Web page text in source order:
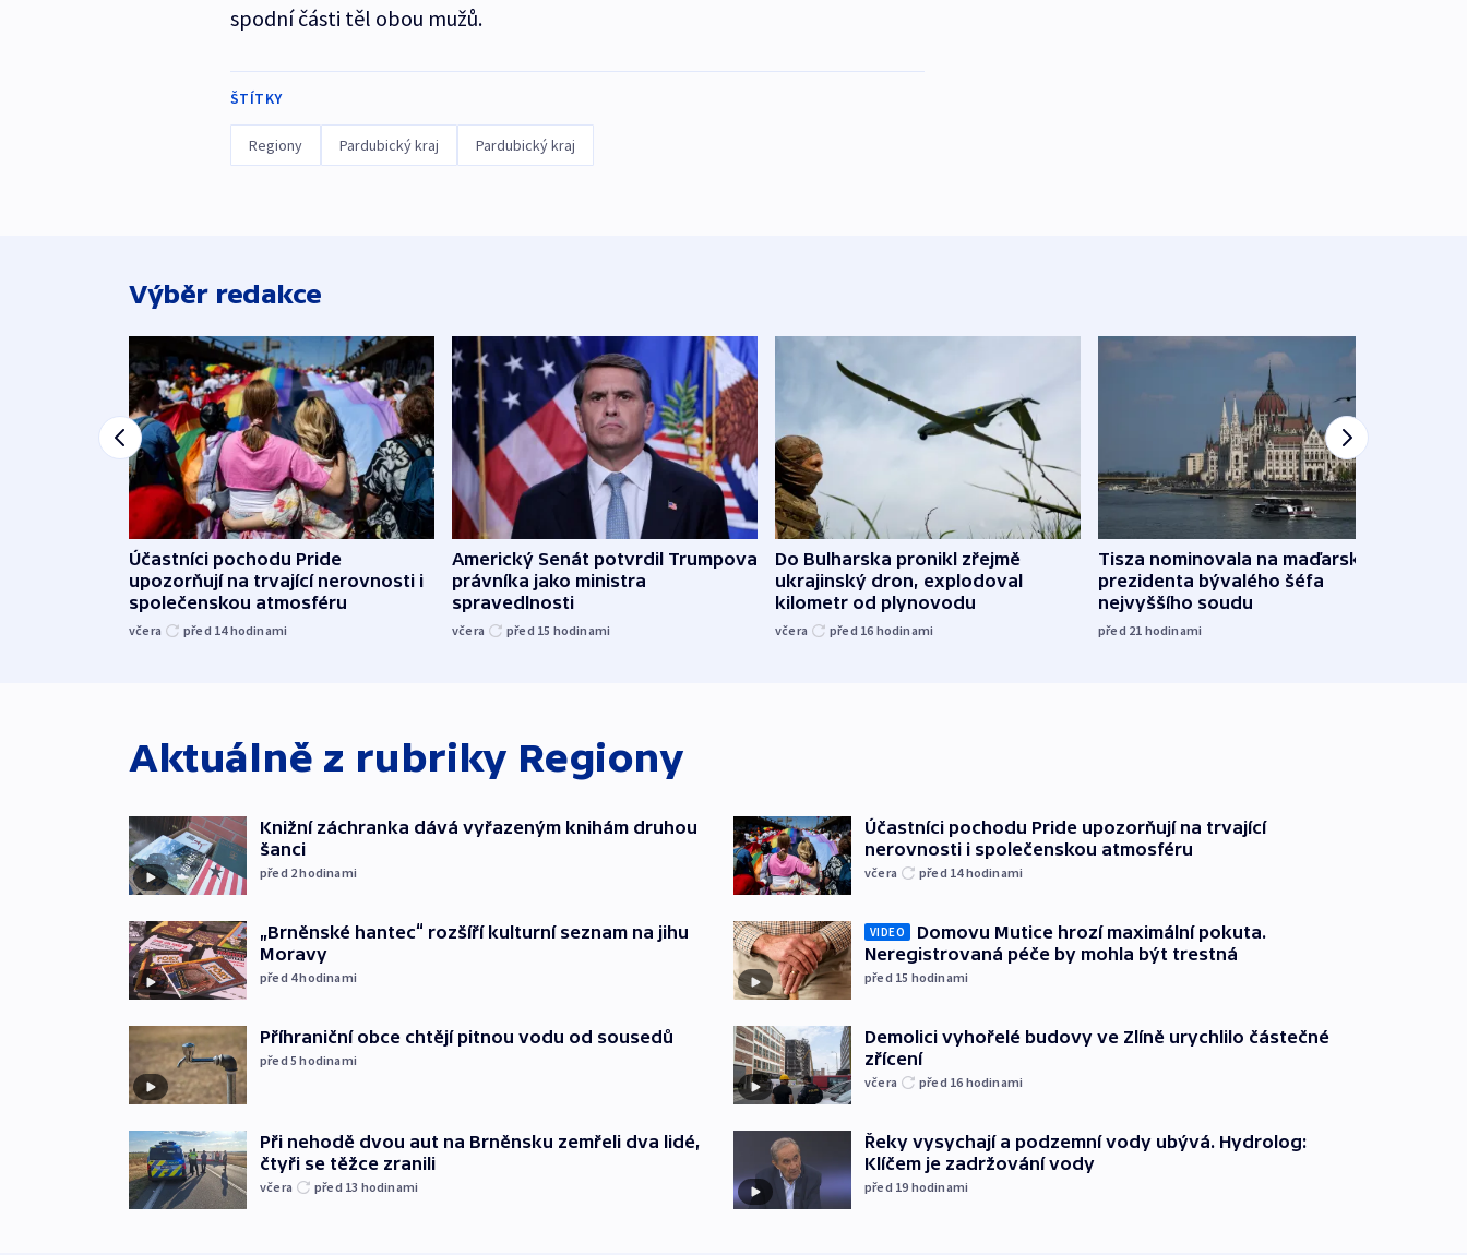
spodní části těl obou mužů.
ŠTÍTKY
Regiony Pardubický kraj Pardubický kraj
Výběr redakce
Účastníci pochodu Pride
upozorňují na trvající nerovnosti i
společenskou atmosféru
včera před 14hodinami
Americký Senát potvrdil Trumpova
právníka jako ministra
spravedlnosti
včera před 15 hodinami
Do Bulharska pronikl zřejmě
ukrajinský dron, explodoval
kilometr od plynovodu
včera před 16 hodinami
Tisza nominovala na maďarského
prezidenta bývalého šéfa
nejvyššího soudu
před 21 hodinami
Aktuálně z rubriky Regiony
Knižní záchranka dává vyřazeným knihám druhou
šanci
před 2hodinami
„Brněnské hantec“ rozšíří kulturní seznam na jihu
Moravy
před 4hodinami
Příhraniční obce chtějí pitnou vodu od sousedů
před 5hodinami
Při nehodě dvou aut na Brněnsku zemřeli dva lidé,
čtyři se těžce zranili
včera před 13 hodinami
Účastníci pochodu Pride upozorňují na trvající
nerovnosti i společenskou atmosféru
včera před 14hodinami
VIDEO
Domovu Mutice hrozí maximální pokuta.
Neregistrovaná péče by mohla být trestná
před 15 hodinami
Demolici vyhořelé budovy ve Zlíně urychlilo částečné
zřícení
včera před 16 hodinami
Řeky vysychají a podzemní vody ubývá. Hydrolog:
Klíčem je zadržování vody
před 19 hodinami